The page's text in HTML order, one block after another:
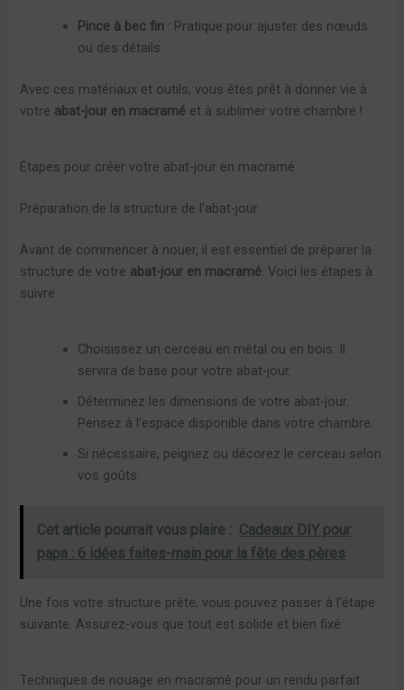
Pince à bec fin : Pratique pour ajuster des nœuds
ou des détails.
Avec ces matériaux et outils, vous êtes prêt à donner vie à
votre abat-jour en macramé et à sublimer votre chambre !
Étapes pour créer votre abat-jour en macramé
Préparation de la structure de l’abat-jour
Avant de commencer à nouer, il est essentiel de préparer la
structure de votre abat-jour en macramé . Voici les étapes à
suivre :
Choisissez un cerceau en métal ou en bois. Il
servira de base pour votre abat-jour.
Déterminez les dimensions de votre abat-jour.
Pensez à l’espace disponible dans votre chambre.
Si nécessaire, peignez ou décorez le cerceau selon
vos goûts.
Cet article pourrait vous plaire : Cadeaux DIY pour
papa : 6 idées faites-main pour la fête des pères
Une fois votre structure prête, vous pouvez passer à l’étape
suivante. Assurez-vous que tout est solide et bien fixé.
Techniques de nouage en macramé pour un rendu parfait